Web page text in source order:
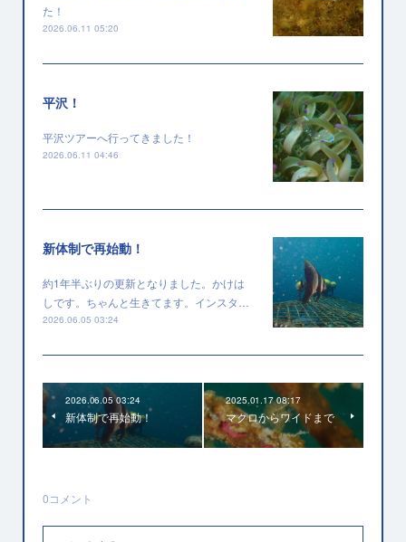
た！
2026.06.11 05:20
平沢！
平沢ツアーへ行ってきました！
2026.06.11 04:46
新体制で再始動！
約1年半ぶりの更新となりました。かけは
しです。ちゃんと生きてます。インスタ…
2026.06.05 03:24
2026.06.05 03:24
新体制で再始動！
2025.01.17 08:17
マクロからワイドまで
0コメント